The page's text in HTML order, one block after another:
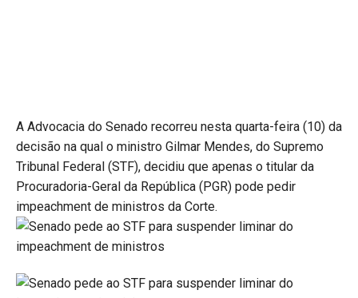
A Advocacia do Senado recorreu nesta quarta-feira (10) da
decisão na qual o ministro Gilmar Mendes, do Supremo
Tribunal Federal (STF), decidiu que apenas o titular da
Procuradoria-Geral da República (PGR) pode pedir
impeachment de ministros da Corte.